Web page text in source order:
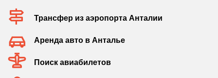
Трансфер из аэропорта Анталии
Аренда авто в Анталье
Поиск авиабилетов